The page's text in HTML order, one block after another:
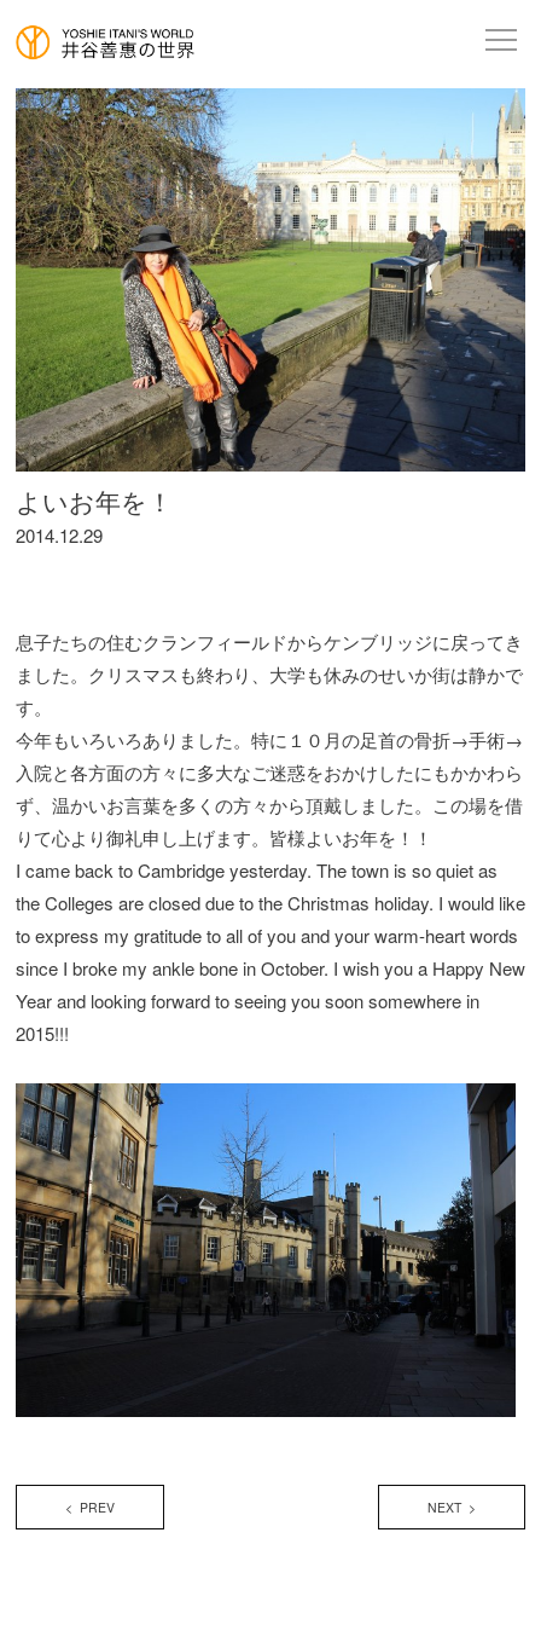
よいお年を！
2014.12.29
息子たちの住むクランフィールドからケンブリッジに戻ってき
ました。クリスマスも終わり、大学も休みのせいか街は静かで
す。
今年もいろいろありました。特に１０月の足首の骨折→手術→
入院と各方面の方々に多大なご迷惑をおかけしたにもかかわら
ず、温かいお言葉を多くの方々から頂戴しました。この場を借
りて心より御礼申し上げます。皆様よいお年を！！
I came back to Cambridge yesterday. The town is so quiet as
the Colleges are closed due to the Christmas holiday. I would like
to express my gratitude to all of you and your warm-heart words
since I broke my ankle bone in October. I wish you a Happy New
Year and looking forward to seeing you soon somewhere in
2015!!!
< PREV NEXT >